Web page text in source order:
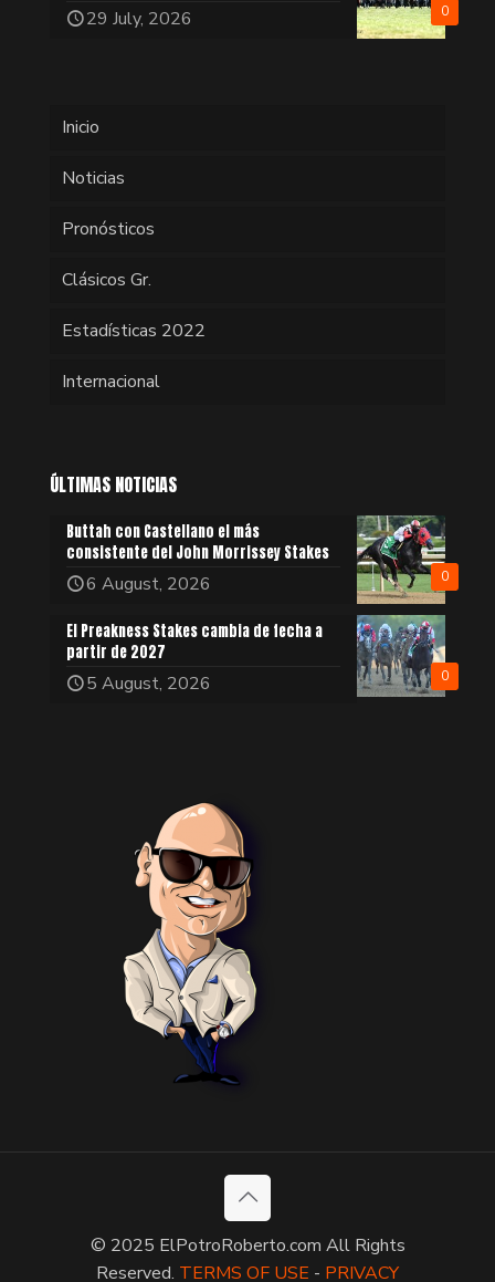
0
29 July, 2026
Inicio
Noticias
Pronósticos
Clásicos Gr.
Estadísticas 2022
Internacional
ÚLTIMAS NOTICIAS
0
Buttah con Castellano el más
consistente del John Morrissey Stakes
6 August, 2026
0
El Preakness Stakes cambia de fecha a
partir de 2027
5 August, 2026
© 2025 ElPotroRoberto.com All Rights
Reserved. TERMS OF USE - PRIVACY